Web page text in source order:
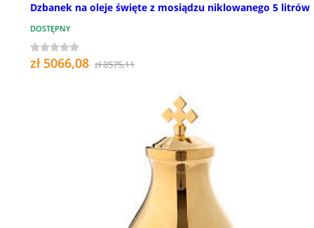
Dzbanek na oleje święte z mosiądzu niklowanego 5 litrów
DOSTĘPNY
zł 5066,08 zł 8575,11